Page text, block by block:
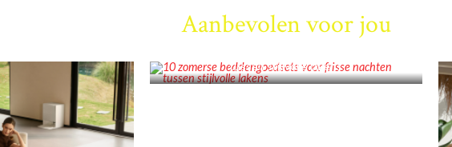
Aanbevolen voor jou
INSPIRATIE
tussen stijlvolle lakens